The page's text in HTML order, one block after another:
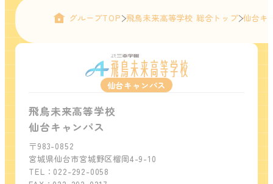
グループTOP 飛鳥未来高等学校 総合トップ 仙台キ
仙台キャンパス
飛鳥未来高等学校
仙台キャンパス
〒983-0852
宮城県仙台市宮城野区榴岡4-9-10
TEL：022-292-0058